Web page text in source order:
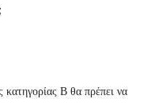
κατηγορίας Β θα πρέπει να